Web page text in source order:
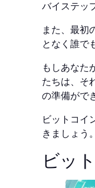
バイステッ
また、最初
となく誰で
もしあなた
たちは、そ
の準備がで
ビットコイ
きましょう。
ビッ